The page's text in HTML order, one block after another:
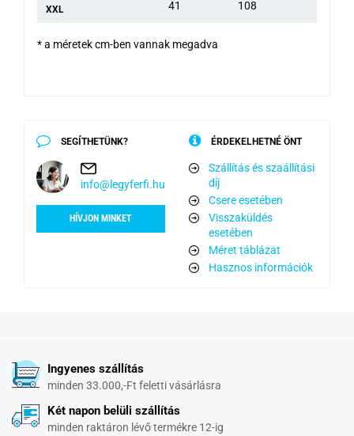
XXL 41 108
* a méretek cm-ben vannak megadva
SEGÍTHETÜNK?
info@legyferfi.hu
HÍVJON MINKET
ÉRDEKELHETNÉ ÖNT
Szállítás és szaállítási
díj
Csere esetében
Visszaküldés
esetében
Méret táblázat
Hasznos információk
Ingyenes szállítás
minden 33.000,-Ft feletti vásárlásra
Két napon belüli szállítás
minden raktáron lévő termékre 12-ig